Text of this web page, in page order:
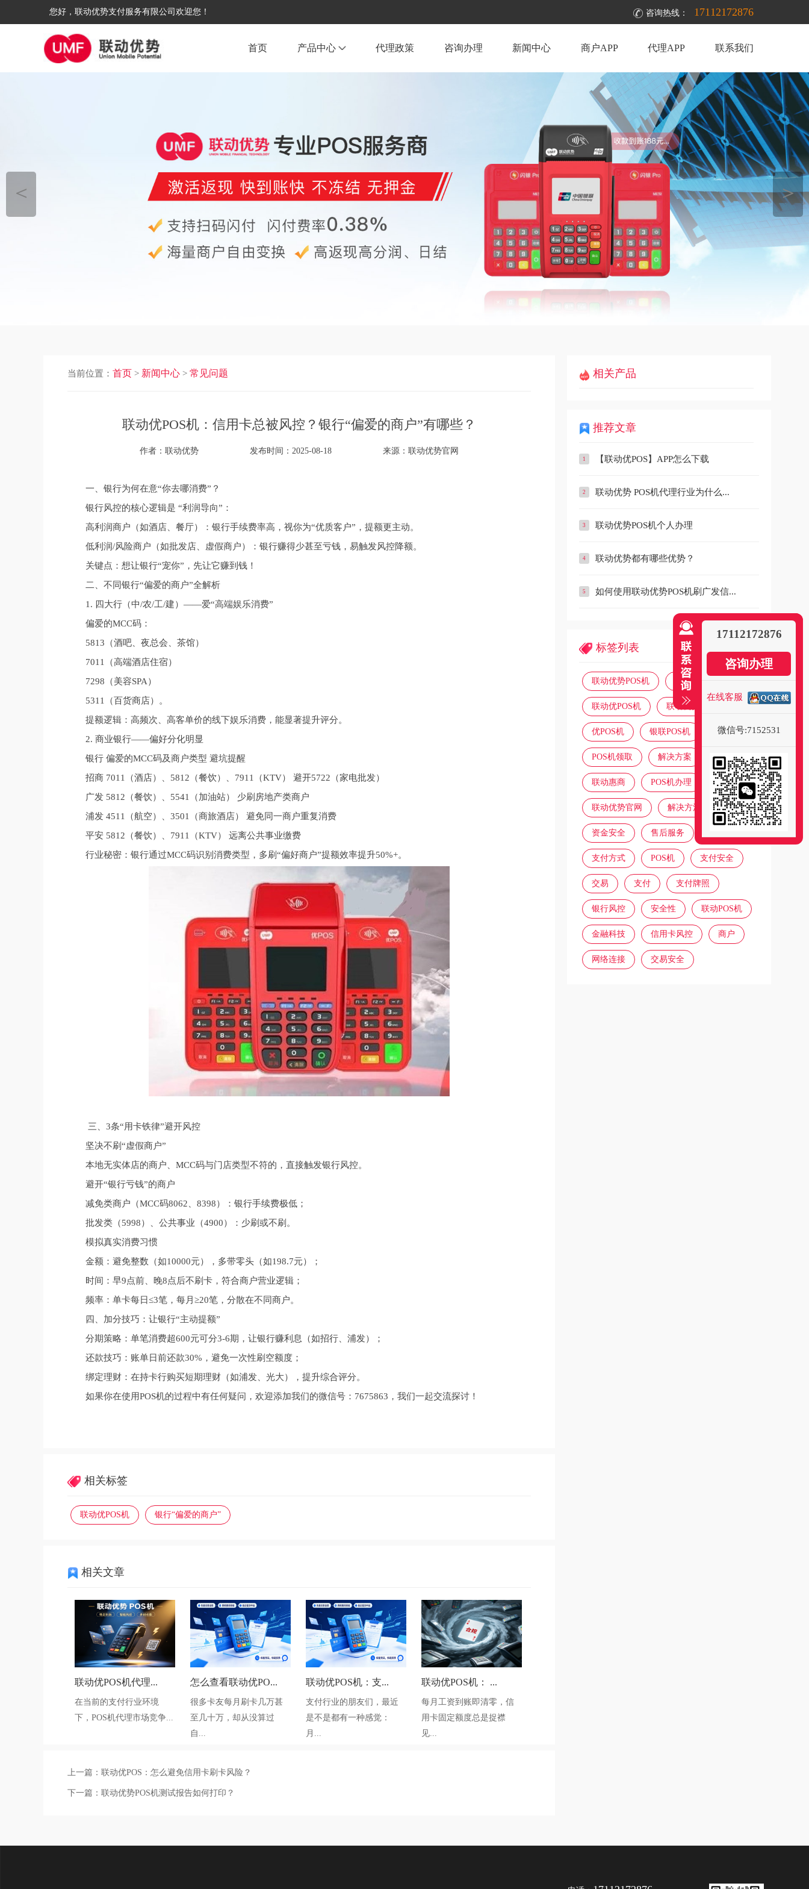
您好，联动优势支付服务有限公司欢迎您！ 咨询热线： 17112172876
首页 产品中心 代理政策 咨询办理 新闻中心 商户APP 代理APP 联系我们
＜ ＞
当前位置： 首页 > 新闻中心 > 常见问题
联动优POS机：信用卡总被风控？银行“偏爱的商户”有哪些？
作者：联动优势 发布时间：2025-08-18 来源： 联动优势官网
一、银行为何在意“你去哪消费”？
银行风控的核心逻辑是 “利润导向”：
高利润商户（如酒店、餐厅）：银行手续费率高，视你为“优质客户”，提额更主动。
低利润/风险商户（如批发店、虚假商户）：银行赚得少甚至亏钱，易触发风控降额。
关键点：想让银行“宠你”，先让它赚到钱！
二、不同银行“偏爱的商户”全解析
1. 四大行（中/农/工/建）——爱“高端娱乐消费”
偏爱的MCC码：
5813（酒吧、夜总会、茶馆）
7011（高端酒店住宿）
7298（美容SPA）
5311（百货商店）。
提额逻辑：高频次、高客单价的线下娱乐消费，能显著提升评分。
2. 商业银行——偏好分化明显
银行 偏爱的MCC码及商户类型 避坑提醒
招商 7011（酒店）、5812（餐饮）、7911（KTV） 避开5722（家电批发）
广发 5812（餐饮）、5541（加油站） 少刷房地产类商户
浦发 4511（航空）、3501（商旅酒店） 避免同一商户重复消费
平安 5812（餐饮）、7911（KTV） 远离公共事业缴费
行业秘密：银行通过MCC码识别消费类型，多刷“偏好商户”提额效率提升50%+。
三、3条“用卡铁律”避开风控
坚决不刷“虚假商户”
本地无实体店的商户、MCC码与门店类型不符的，直接触发银行风控。
避开“银行亏钱”的商户
减免类商户（MCC码8062、8398）：银行手续费极低；
批发类（5998）、公共事业（4900）：少刷或不刷。
模拟真实消费习惯
金额：避免整数（如10000元），多带零头（如198.7元）；
时间：早9点前、晚8点后不刷卡，符合商户营业逻辑；
频率：单卡每日≤3笔，每月≥20笔，分散在不同商户。
四、加分技巧：让银行“主动提额”
分期策略：单笔消费超600元可分3-6期，让银行赚利息（如招行、浦发）；
还款技巧：账单日前还款30%，避免一次性刷空额度；
绑定理财：在持卡行购买短期理财（如浦发、光大），提升综合评分。
如果你在使用POS机的过程中有任何疑问，欢迎添加我们的微信号：7675863，我们一起交流探讨！
相关标签
联动优POS机 银行“偏爱的商户”
相关文章
联动优POS机代理...
在当前的支付行业环境
下，POS机代理市场竞争...
怎么查看联动优PO...
很多卡友每月刷卡几万甚
至几十万，却从没算过
自...
联动优POS机：支...
支付行业的朋友们，最近
是不是都有一种感觉：
月...
联动优POS机： ...
每月工资到账即清零，信
用卡固定额度总是捉襟
见...
上一篇： 联动优POS：怎么避免信用卡刷卡风险？
下一篇： 联动优势POS机测试报告如何打印？
相关产品
推荐文章
【联动优POS】APP怎么下载
联动优势 POS机代理行业为什么...
联动优势POS机个人办理
联动优势都有哪些优势？
如何使用联动优势POS机刷广发信...
标签列表
联动优势POS机 联动优POS
联动优POS机 联动优势
优POS机 银联POS机
POS机领取 解决方案
联动惠商 POS机办理
联动优势官网 解决方法
资金安全 售后服务
支付方式 POS机 支付安全
交易 支付 支付牌照
银行风控 安全性 联动POS机
金融科技 信用卡风控 商户
网络连接 交易安全
17112172876
咨询办理
在线客服
微信号:7152531